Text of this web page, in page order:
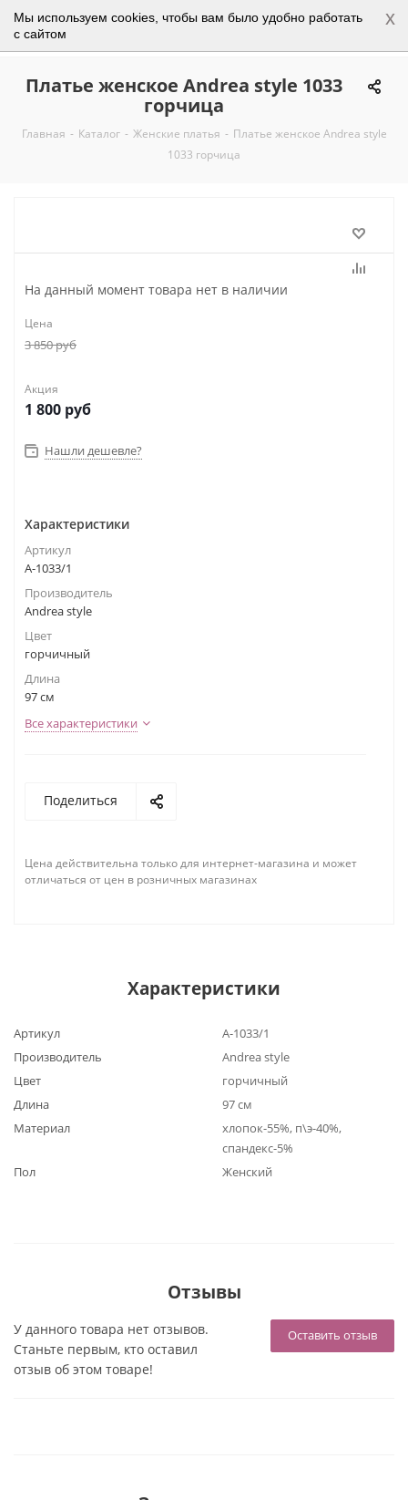
Мы используем cookies, чтобы вам было удобно работать
с сайтом
x
0
Платье женское Andrea style 1033
горчица
Главная - Каталог - Женские платья - Платье женское Andrea style
1033 горчица
На данный момент товара нет в наличии
Цена
3 850руб
Акция
1 800 руб
Нашли дешевле?
Характеристики
Артикул
А-1033/1
Производитель
Andrea style
Цвет
горчичный
Длина
97 см
Все характеристики
Поделиться
Цена действительна только для интернет-магазина и может
отличаться от цен в розничных магазинах
Характеристики
Артикул
А-1033/1
Производитель
Andrea style
Цвет
горчичный
Длина
97 см
Материал
хлопок-55%, п\э-40%,
спандекс-5%
Пол
Женский
Отзывы
Оставить отзыв
У данного товара нет отзывов.
Станьте первым, кто оставил
отзыв об этом товаре!